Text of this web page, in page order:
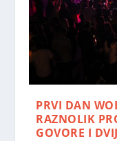
PRVI DAN
RAZNOLIK
GOVORE I